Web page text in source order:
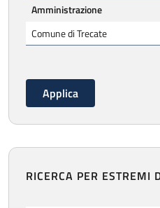
Amministrazione
RICERCA PER ESTREMI